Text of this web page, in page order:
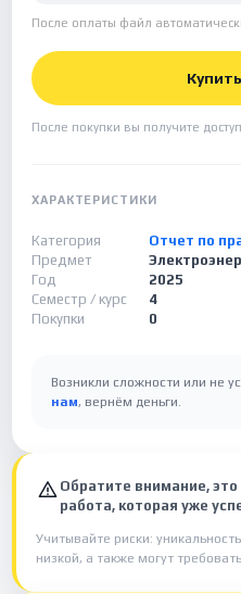
После оплаты файл
После покупки вы получите
ХАРАКТЕРИСТИКИ
Категория
Отчет по
Предмет
Год
2025
Семестр / курс
4
Покупки
0
Возникли сложности или не
нам, вернём деньги.
Обратите внимание, это
работа, которая уже
Учитывайте риски:
низкой, а также могут